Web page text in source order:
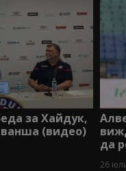
за Хайдук,
(видео)
да
26